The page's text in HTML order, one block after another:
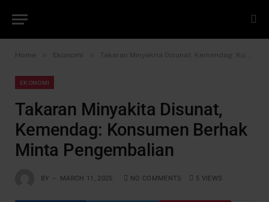
Home Ekonomi Takaran Minyakita Disunat, Kemendag: Konsumen Berhak Minta Pengembalian
EKONOMI
Takaran Minyakita Disunat,
Kemendag: Konsumen Berhak
Minta Pengembalian
BY MARCH 11, 2025 NO COMMENTS 5 VIEWS